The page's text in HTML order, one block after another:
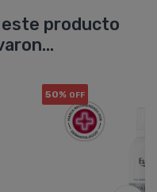
este producto
50% OFF